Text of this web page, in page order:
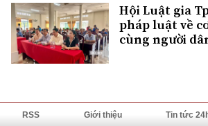
Hội Luật gia
pháp luật về
cùng người
RSS Giới thiệu Tin tức